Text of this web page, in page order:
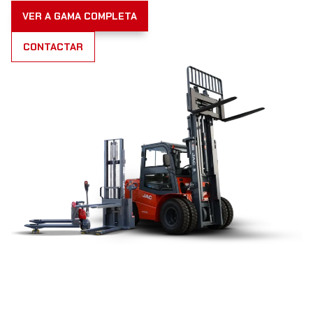
VER A GAMA COMPLETA
CONTACTAR